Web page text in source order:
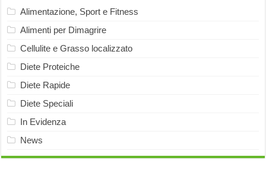
Alimentazione, Sport e Fitness
Alimenti per Dimagrire
Cellulite e Grasso localizzato
Diete Proteiche
Diete Rapide
Diete Speciali
In Evidenza
News